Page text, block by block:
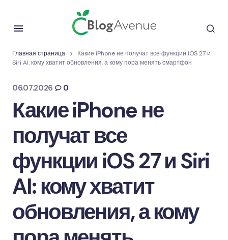
Главная страница
Какие iPhone не получат все функции iOS 27 и
Siri AI: кому хватит обновления, а кому пора менять смартфон
06.07.2026 0
Какие iPhone не
получат все
функции iOS 27 и Siri
AI: кому хватит
обновления, а кому